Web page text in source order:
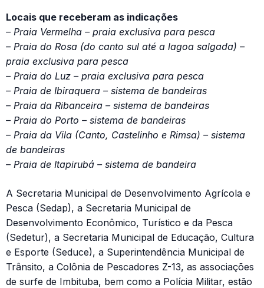
Locais que receberam as indicações
– Praia Vermelha – praia exclusiva para pesca
– Praia do Rosa (do canto sul até a lagoa salgada) –
praia exclusiva para pesca
– Praia do Luz – praia exclusiva para pesca
– Praia de Ibiraquera – sistema de bandeiras
– Praia da Ribanceira – sistema de bandeiras
– Praia do Porto – sistema de bandeiras
– Praia da Vila (Canto, Castelinho e Rimsa) – sistema
de bandeiras
– Praia de Itapirubá – sistema de bandeira
A Secretaria Municipal de Desenvolvimento Agrícola e
Pesca (Sedap), a Secretaria Municipal de
Desenvolvimento Econômico, Turístico e da Pesca
(Sedetur), a Secretaria Municipal de Educação, Cultura
e Esporte (Seduce), a Superintendência Municipal de
Trânsito, a Colônia de Pescadores Z-13, as associações
de surfe de Imbituba, bem como a Polícia Militar, estão